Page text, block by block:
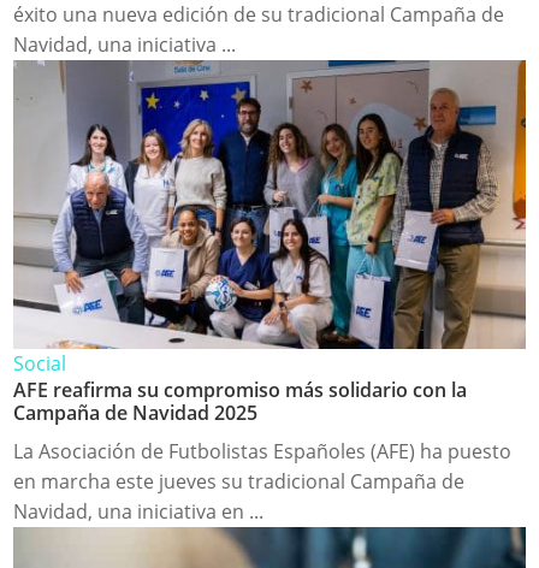
éxito una nueva edición de su tradicional Campaña de
Navidad, una iniciativa ...
Social
AFE reafirma su compromiso más solidario con la
Campaña de Navidad 2025
La Asociación de Futbolistas Españoles (AFE) ha puesto
en marcha este jueves su tradicional Campaña de
Navidad, una iniciativa en ...